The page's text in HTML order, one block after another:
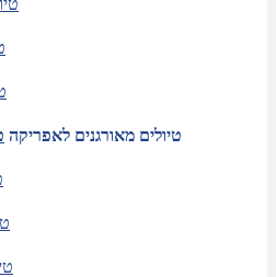
טיולים מאורגנים לאפריקה